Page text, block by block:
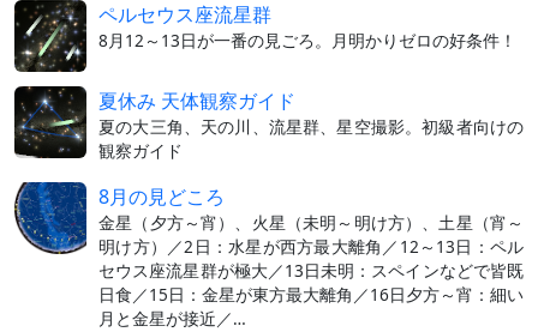
ペルセウス座流星群
8月12～13日が一番の見ごろ。月明かりゼロの好条件！
夏休み 天体観察ガイド
夏の大三角、天の川、流星群、星空撮影。初級者向けの
観察ガイド
8月の見どころ
金星（夕方～宵）、火星（未明～明け方）、土星（宵～
明け方）／2日：水星が西方最大離角／12～13日：ペル
セウス座流星群が極大／13日未明：スペインなどで皆既
日食／15日：金星が東方最大離角／16日夕方～宵：細い
月と金星が接近／…